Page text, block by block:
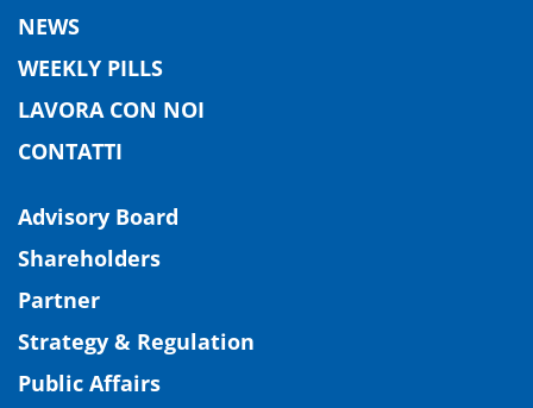
NEWS
WEEKLY PILLS
LAVORA CON NOI
CONTATTI
Advisory Board
Shareholders
Partner
Strategy & Regulation
Public Affairs